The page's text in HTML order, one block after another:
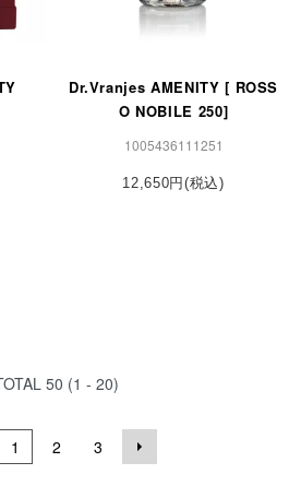
Dr.Vranjes AMENITY [ ROSS
O NOBILE 250]
1005436111251
12,650円(税込)
50 (1 - 20)
1 2 3